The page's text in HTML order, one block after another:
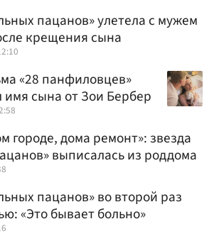
пацанов» улетела с мужем
крещения сына
«28 панфиловцев»
имя сына от Зои Бербер
городе, дома ремонт»: звезда
выписалась из роддома
пацанов» во второй раз
«Это бывает больно»